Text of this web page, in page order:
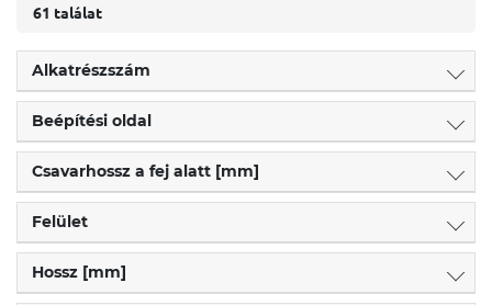
61 találat
Alkatrészszám
Beépítési oldal
Csavarhossz a fej alatt [mm]
Felület
Hossz [mm]